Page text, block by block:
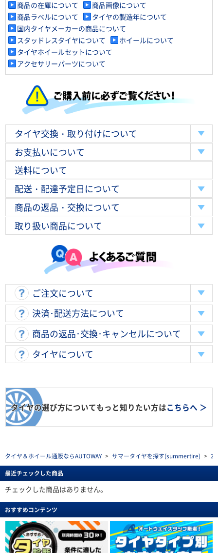
商品の在庫について
商品画像について
商品ラベルについて
タイヤの製造年について
国内タイヤメーカーの商品について
スタッドレスタイヤについて
ホイールについて
タイヤホイールセットについて
アクセサリーパーツについて
タイヤ交換・取り付けについて
お支払いについて
送料について
配送・配達予定日について
商品の返品・交換について
取り扱い商品について
ご注文について
決済･配送方法について
商品の返品･交換･キャンセルについて
タイヤについて
タイヤの選び方についてもっと知りたい方はこちらへ ＞
タイヤ＆ホイール通販ならAUTOWAY > サマータイヤを探す(summertire) >
最近チェックした商品
チェックした商品はありません。
おすすめコンテンツ